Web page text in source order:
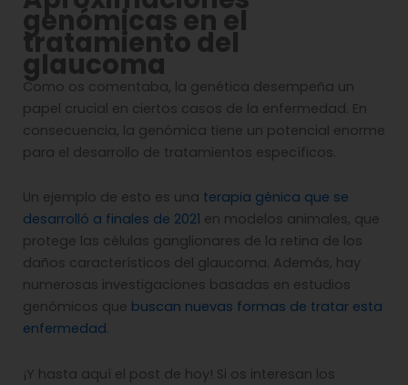
genómicas en el
tratamiento del
glaucoma
Como os comentaba, la genética desempeña un
papel crucial en ciertos casos de la enfermedad. En
consecuencia, la genómica tiene un potencial enorme
para el desarrollo de tratamientos específicos.
Un ejemplo de esto es una terapia génica que se
desarrolló a finales de 2021 en modelos animales, que
protege las células ganglionares de la retina de los
daños característicos del glaucoma. Además, hay
numerosas investigaciones basadas en estudios
genómicos que buscan nuevas formas de tratar esta
enfermedad.
¡Y hasta aquí el post de hoy! Si os interesan los